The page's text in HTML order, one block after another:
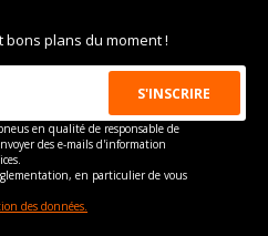
plans du moment !
en qualité de responsable de
des e-mails d'information
en particulier de vous
des données.